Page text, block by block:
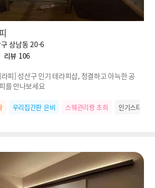
상남동 20-6
리뷰 106
피] 성산구 인기 테라피샵, 청결하고 아늑한 공
를 만나보세요
우리집간판 은비 스웨관리짱 초희 인기스타 미소